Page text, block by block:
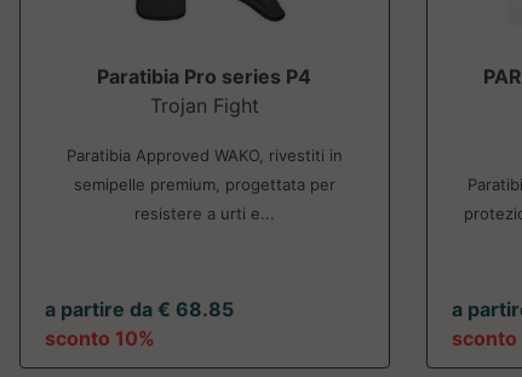
Paratibia Pro series P4
Trojan Fight
Paratibia Approved WAKO, rivestiti in
semipelle premium, progettata per
resistere a urti e...
a partire da € 68.85
sconto 10%
a
sconto